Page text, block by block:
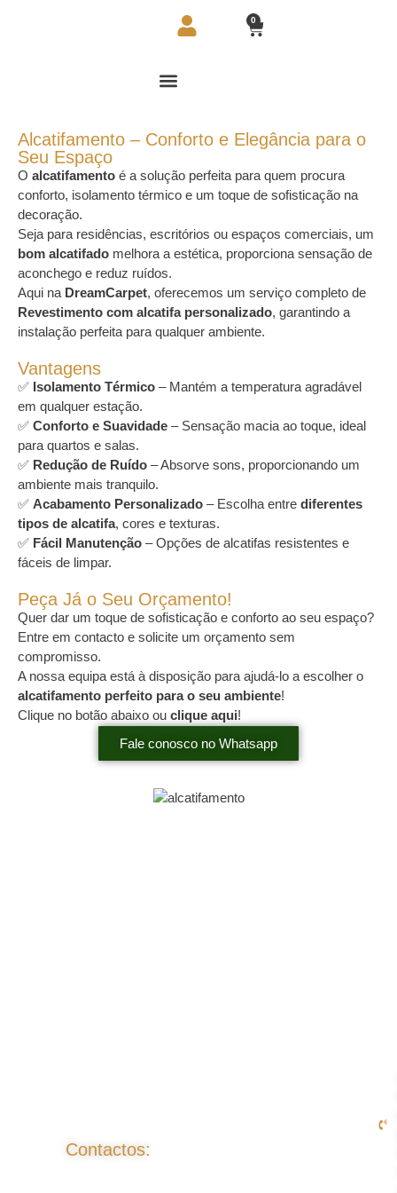
0
O alcatifamento é a solução perfeita para quem procura
conforto, isolamento térmico e um toque de sofisticação na
decoração.
Seja para residências, escritórios ou espaços comerciais, um
bom alcatifado melhora a estética, proporciona sensação de
aconchego e reduz ruídos.
Aqui na DreamCarpet, oferecemos um serviço completo de
Revestimento com alcatifa personalizado, garantindo a
instalação perfeita para qualquer ambiente.
Alcatifamento – Conforto e Elegância para o
Seu Espaço
✅ Isolamento Térmico – Mantém a temperatura agradável
em qualquer estação.
✅ Conforto e Suavidade – Sensação macia ao toque, ideal
para quartos e salas.
✅ Redução de Ruído – Absorve sons, proporcionando um
ambiente mais tranquilo.
✅ Acabamento Personalizado – Escolha entre diferentes
tipos de alcatifa, cores e texturas.
✅ Fácil Manutenção – Opções de alcatifas resistentes e
fáceis de limpar.
Vantagens
Quer dar um toque de sofisticação e conforto ao seu espaço?
Entre em contacto e solicite um orçamento sem
compromisso.
A nossa equipa está à disposição para ajudá-lo a escolher o
alcatifamento perfeito para o seu ambiente!
Clique no botão abaixo ou clique aqui!
Fale conosco no Whatsapp
Peça Já o Seu Orçamento!
Contactos: